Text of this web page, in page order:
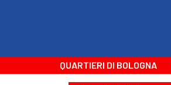
QUARTIERI DI BOLOGNA